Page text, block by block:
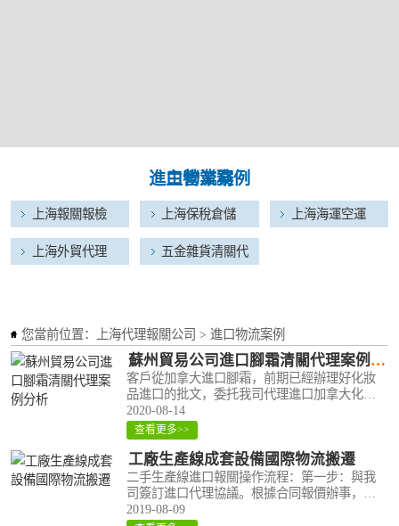
您當前位置： 上海代理報關公司 > 進口物流案例
蘇州貿易公司進口腳霜清關代理案例分析
客戶從加拿大進口腳霜，前期已經辦理好化妝
品進口的批文，委托我司代理進口加拿大化妝
品 腳霜進口清關加拿大 化妝品 腳霜進口清關/
空運進口/港口代理清關，信息如下：商品名
稱：加拿大化妝品 腳霜進口商家：蘇州XX..
2020-08-14
查看更多>>
工廠生產線成套設備國際物流搬遷
二手生產線進口報關操作流程：第一步：與我
司簽訂進口代理協議。根據合同報價辦事，收
取若干定金。第二步：客戶給我司提供要進口
2019-08-09
進口物流案例
新舊機電進口代
理
食品酒類進口報
關
化妝品進口代理
化工危險品進口
五金雜貨清關代
主營業務
上海報關報檢 上海保稅倉儲 上海海運空運
上海外貿代理